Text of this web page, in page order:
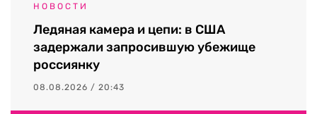
НОВОСТИ
Ледяная камера и цепи: в США
задержали запросившую убежище
россиянку
08.08.2026 / 20:43